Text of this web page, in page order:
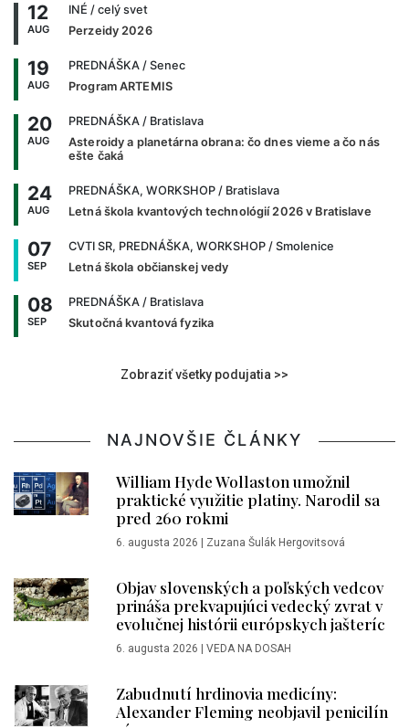
12
AUG
INÉ / celý svet
Perzeidy 2026
19
AUG
PREDNÁŠKA / Senec
Program ARTEMIS
20
AUG
PREDNÁŠKA / Bratislava
Asteroidy a planetárna obrana: čo dnes vieme a čo nás
ešte čaká
24
AUG
PREDNÁŠKA, WORKSHOP / Bratislava
Letná škola kvantových technológií 2026 v Bratislave
07
SEP
CVTI SR, PREDNÁŠKA, WORKSHOP / Smolenice
Letná škola občianskej vedy
08
SEP
PREDNÁŠKA / Bratislava
Skutočná kvantová fyzika
Zobraziť všetky podujatia >>
NAJNOVŠIE ČLÁNKY
William Hyde Wollaston umožnil
praktické využitie platiny. Narodil sa
pred 260 rokmi
6. augusta 2026 Zuzana Šulák Hergovitsová
Objav slovenských a poľských vedcov
prináša prekvapujúci vedecký zvrat v
evolučnej histórii európskych jašteríc
6. augusta 2026 VEDA NA DOSAH
Zabudnutí hrdinovia medicíny:
Alexander Fleming neobjavil penicilín